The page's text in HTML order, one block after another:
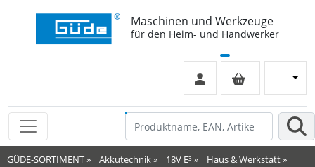
Maschinen und Werkzeuge
für den Heim- und Handwerker
GÜDE-SORTIMENT» Akkutechnik» 18V E³ » Haus & Werkstatt»